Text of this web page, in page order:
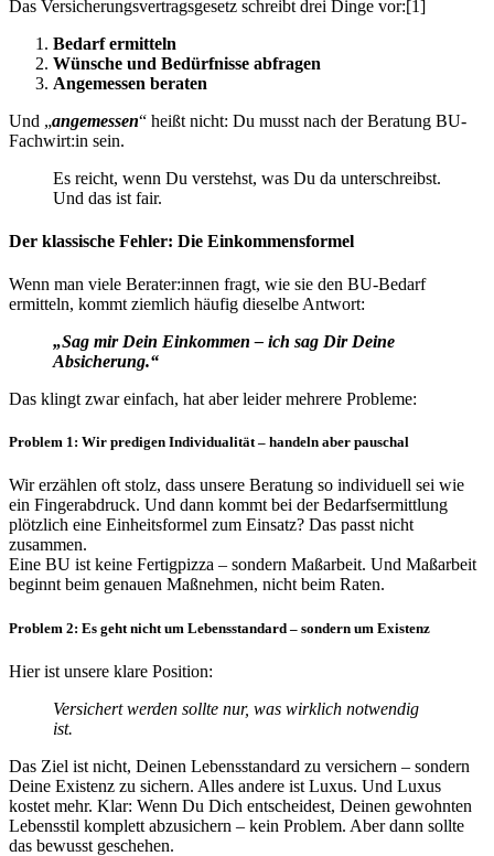
Das Versicherungsvertragsgesetz schreibt drei Dinge vor:[1]
Bedarf ermitteln
Wünsche und Bedürfnisse abfragen
Angemessen beraten
Und „angemessen“ heißt nicht: Du musst nach der Beratung BU-
Fachwirt:in sein.
Es reicht, wenn Du verstehst, was Du da unterschreibst.
Und das ist fair.
Der klassische Fehler: Die Einkommensformel
Wenn man viele Berater:innen fragt, wie sie den BU-Bedarf
ermitteln, kommt ziemlich häufig dieselbe Antwort:
„Sag mir Dein Einkommen – ich sag Dir Deine
Absicherung.“
Das klingt zwar einfach, hat aber leider mehrere Probleme:
Problem 1: Wir predigen Individualität – handeln aber pauschal
Wir erzählen oft stolz, dass unsere Beratung so individuell sei wie
ein Fingerabdruck. Und dann kommt bei der Bedarfsermittlung
plötzlich eine Einheitsformel zum Einsatz? Das passt nicht
zusammen.
Eine BU ist keine Fertigpizza – sondern Maßarbeit. Und Maßarbeit
beginnt beim genauen Maßnehmen, nicht beim Raten.
Problem 2: Es geht nicht um Lebensstandard – sondern um Existenz
Hier ist unsere klare Position:
Versichert werden sollte nur, was wirklich notwendig
ist.
Das Ziel ist nicht, Deinen Lebensstandard zu versichern – sondern
Deine Existenz zu sichern. Alles andere ist Luxus. Und Luxus
kostet mehr. Klar: Wenn Du Dich entscheidest, Deinen gewohnten
Lebensstil komplett abzusichern – kein Problem. Aber dann sollte
das bewusst geschehen.